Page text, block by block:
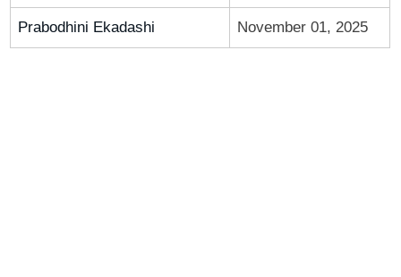
Prabodhini Ekadashi November 01, 2025